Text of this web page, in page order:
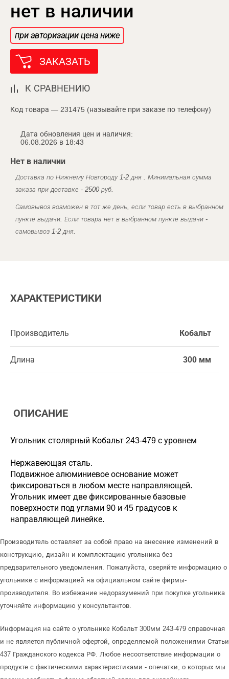
нет в наличии
при авторизации цена ниже
ЗАКАЗАТЬ
К СРАВНЕНИЮ
Код товара — 231475 (называйте при заказе по телефону)
Дата обновления цен и наличия:
06.08.2026 в 18:43
Нет в наличии
Доставка по Нижнему Новгороду 1-2 дня . Минимальная сумма
заказа при доставке - 2500 руб.
Самовывоз возможен в тот же день, если товар есть в выбранном
пункте выдачи. Если товара нет в выбранном пункте выдачи -
самовывоз 1-2 дня.
ХАРАКТЕРИСТИКИ
Производитель Кобальт
Длина 300 мм
ОПИСАНИЕ
Угольник столярный Кобальт 243-479 с уровнем
Нержавеющая сталь.
Подвижное алюминиевое основание может
фиксироваться в любом месте направляющей.
Угольник имеет две фиксированные базовые
поверхности под углами 90 и 45 градусов к
направляющей линейке.
Производитель оставляет за собой право на внесение изменений в
конструкцию, дизайн и комплектацию угольника без
предварительного уведомления. Пожалуйста, сверяйте информацию о
угольнике с информацией на официальном сайте фирмы-
производителя. Во избежание недоразумений при покупке угольника
уточняйте информацию у консультантов.
Информация на сайте о угольнике Кобальт 300мм 243-479 справочная
и не является публичной офертой, определяемой положениями Статьи
437 Гражданского кодекса РФ. Любое несоответствие информации о
продукте с фактическими характеристиками - опечатки, о которых мы